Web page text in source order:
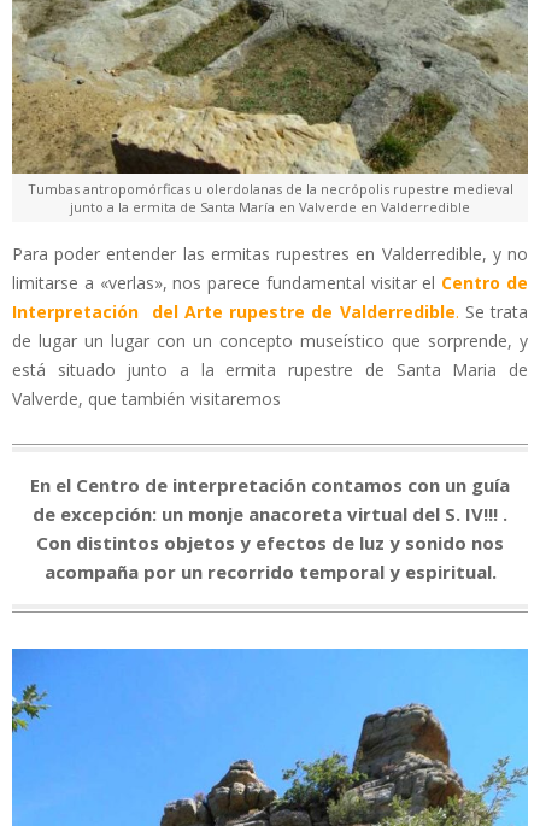
Tumbas antropomórficas u olerdolanas de la necrópolis rupestre medieval
junto a la ermita de Santa María en Valverde en Valderredible
Para poder entender las ermitas rupestres en Valderredible, y no
limitarse a «verlas», nos parece fundamental visitar el Centro de
Interpretación del Arte rupestre de Valderredible. Se trata
de lugar un lugar con un concepto museístico que sorprende, y
está situado junto a la ermita rupestre de Santa Maria de
Valverde, que también visitaremos
En el Centro de interpretación contamos con un guía
de excepción: un monje anacoreta virtual del S. IV!!! .
Con distintos objetos y efectos de luz y sonido nos
acompaña por un recorrido temporal y espiritual.